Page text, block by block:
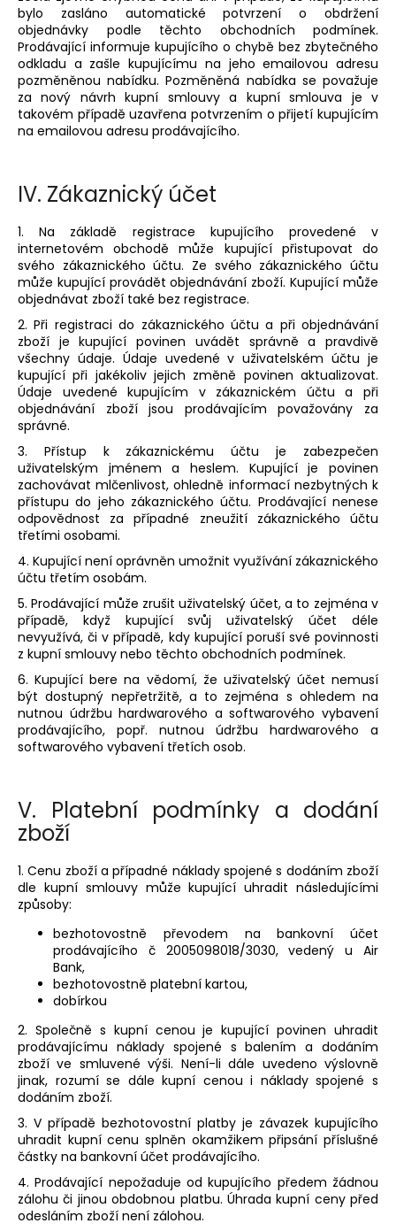
bylo zasláno automatické potvrzení o obdržení
objednávky podle těchto obchodních podmínek.
Prodávající informuje kupujícího o chybě bez zbytečného
odkladu a zašle kupujícímu na jeho emailovou adresu
pozměněnou nabídku. Pozměněná nabídka se považuje
za nový návrh kupní smlouvy a kupní smlouva je v
takovém případě uzavřena potvrzením o přijetí kupujícím
na emailovou adresu prodávajícího.
IV. Zákaznický účet
1. Na základě registrace kupujícího provedené v
internetovém obchodě může kupující přistupovat do
svého zákaznického účtu. Ze svého zákaznického účtu
může kupující provádět objednávání zboží. Kupující může
objednávat zboží také bez registrace.
2. Při registraci do zákaznického účtu a při objednávání
zboží je kupující povinen uvádět správně a pravdivě
všechny údaje. Údaje uvedené v uživatelském účtu je
kupující při jakékoliv jejich změně povinen aktualizovat.
Údaje uvedené kupujícím v zákaznickém účtu a při
objednávání zboží jsou prodávajícím považovány za
správné.
3. Přístup k zákaznickému účtu je zabezpečen
uživatelským jménem a heslem. Kupující je povinen
zachovávat mlčenlivost, ohledně informací nezbytných k
přístupu do jeho zákaznického účtu. Prodávající nenese
odpovědnost za případné zneužití zákaznického účtu
třetími osobami.
4. Kupující není oprávněn umožnit využívání zákaznického
účtu třetím osobám.
5. Prodávající může zrušit uživatelský účet, a to zejména v
případě, když kupující svůj uživatelský účet déle
nevyužívá, či v případě, kdy kupující poruší své povinnosti
z kupní smlouvy nebo těchto obchodních podmínek.
6. Kupující bere na vědomí, že uživatelský účet nemusí
být dostupný nepřetržitě, a to zejména s ohledem na
nutnou údržbu hardwarového a softwarového vybavení
prodávajícího, popř. nutnou údržbu hardwarového a
softwarového vybavení třetích osob.
V. Platební podmínky a dodání
zboží
1. Cenu zboží a případné náklady spojené s dodáním zboží
dle kupní smlouvy může kupující uhradit následujícími
způsoby:
bezhotovostně převodem na bankovní účet
prodávajícího č 2005098018/3030, vedený u Air
Bank,
bezhotovostně platební kartou,
dobírkou
2. Společně s kupní cenou je kupující povinen uhradit
prodávajícímu náklady spojené s balením a dodáním
zboží ve smluvené výši. Není-li dále uvedeno výslovně
jinak, rozumí se dále kupní cenou i náklady spojené s
dodáním zboží.
3. V případě bezhotovostní platby je závazek kupujícího
uhradit kupní cenu splněn okamžikem připsání příslušné
částky na bankovní účet prodávajícího.
4. Prodávající nepožaduje od kupujícího předem žádnou
zálohu či jinou obdobnou platbu. Úhrada kupní ceny před
odesláním zboží není zálohou.